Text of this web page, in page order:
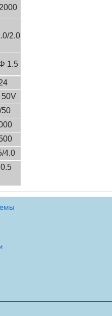
2000
2.0
1.5
50V
50
4.0